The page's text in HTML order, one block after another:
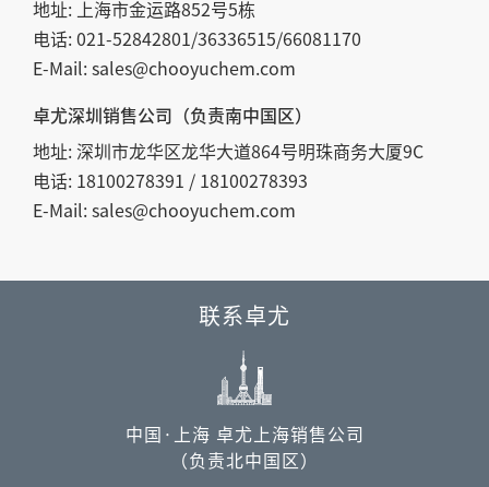
地址: 上海市金运路852号5栋
电话: 021-52842801/36336515/66081170
E-Mail: sales@chooyuchem.com
卓尤深圳销售公司（负责南中国区）
地址: 深圳市龙华区龙华大道864号明珠商务大厦9C
电话: 18100278391 / 18100278393
E-Mail: sales@chooyuchem.com
联系卓尤
中国·上海 卓尤上海销售公司
（负责北中国区）